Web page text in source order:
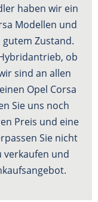
haben wir ein
Modellen und
gutem Zustand.
ob
sind an allen
Opel Corsa
Sie uns noch
Preis und eine
Sie nicht
verkaufen und